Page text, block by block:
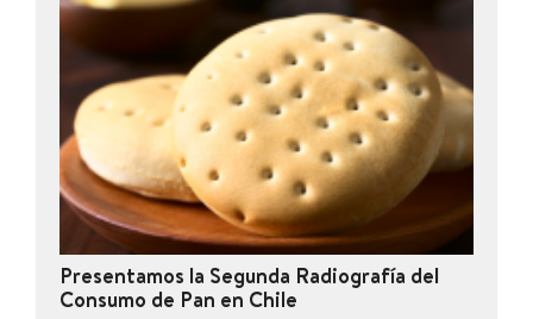
Presentamos la Segunda Radiografía del
Consumo de Pan en Chile